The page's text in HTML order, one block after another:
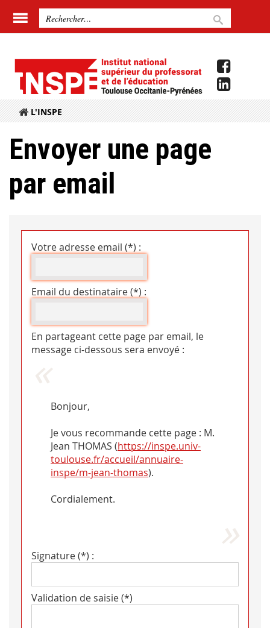
L'INSPE
Envoyer une page
par email
Votre adresse email (*) :
Email du destinataire (*) :
En partageant cette page par email, le
message ci-dessous sera envoyé :
Bonjour,
Je vous recommande cette page : M.
Jean THOMAS (https://inspe.univ-
toulouse.fr/accueil/annuaire-
inspe/m-jean-thomas).
Cordialement.
Signature (*) :
Validation de saisie (*)